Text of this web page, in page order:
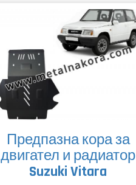
Предпазна кора за
двигател и радиатор
Suzuki Vitara